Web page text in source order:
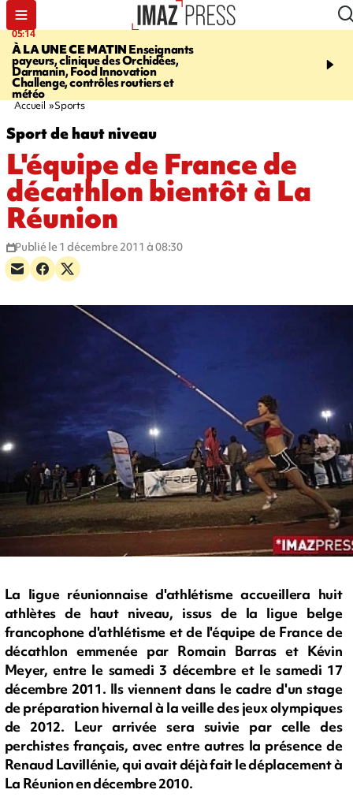
05:14
À LA UNE CE MATIN Enseignants
payeurs, clinique des Orchidées,
Darmanin, Food Innovation
Challenge, contrôles routiers et
météo
07:08
Orchidées pourrait
conséquences pour les
Accueil Sports
Sport de haut niveau
L'équipe de France de
décathlon bientôt à La
Réunion
Publié le 1 décembre 2011 à 08:30
La ligue réunionnaise d'athlétisme accueillera huit
athlètes de haut niveau, issus de la ligue belge
francophone d'athlétisme et de l'équipe de France de
décathlon emmenée par Romain Barras et Kévin
Meyer, entre le samedi 3 décembre et le samedi 17
décembre 2011. Ils viennent dans le cadre d'un stage
de préparation hivernal à la veille des jeux olympiques
de 2012. Leur arrivée sera suivie par celle des
perchistes français, avec entre autres la présence de
Renaud Lavillénie, qui avait déjà fait le déplacement à
La Réunion en décembre 2010.